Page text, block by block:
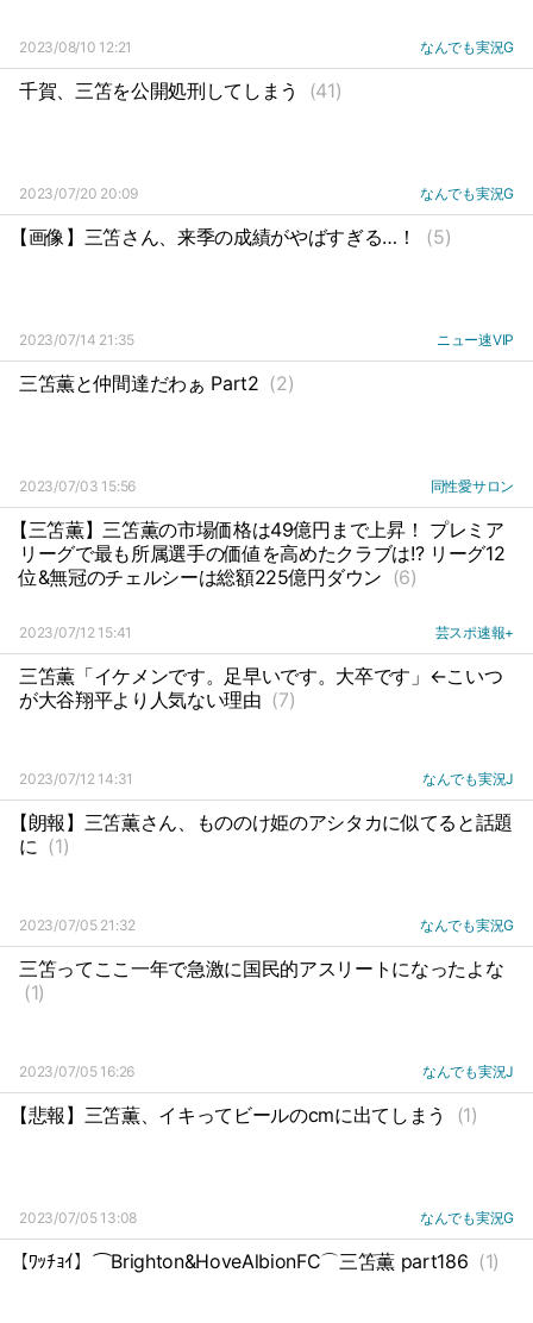
2023/08/10 12:21 なんでも実況G
千賀、三笘を公開処刑してしまう (41)
2023/07/20 20:09 なんでも実況G
【画像】三笘さん、来季の成績がやばすぎる…！ (5)
2023/07/14 21:35 ニュー速VIP
三笘薫と仲間達だわぁ Part2 (2)
2023/07/03 15:56 同性愛サロン
【三笘薫】三笘薫の市場価格は49億円まで上昇！ プレミア
リーグで最も所属選手の価値を高めたクラブは!? リーグ12
位&無冠のチェルシーは総額225億円ダウン (6)
2023/07/12 15:41 芸スポ速報+
三笘薫「イケメンです。足早いです。大卒です」←こいつ
が大谷翔平より人気ない理由 (7)
2023/07/12 14:31 なんでも実況J
【朗報】三笘薫さん、もののけ姫のアシタカに似てると話題
に (1)
2023/07/05 21:32 なんでも実況G
三笘ってここ一年で急激に国民的アスリートになったよな
(1)
2023/07/05 16:26 なんでも実況J
【悲報】三笘薫、イキってビールのcmに出てしまう (1)
2023/07/05 13:08 なんでも実況G
【ﾜｯﾁｮｲ】⌒Brighton&HoveAlbionFC⌒三笘薫 part186 (1)